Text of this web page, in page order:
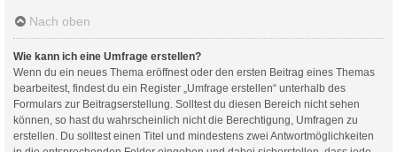
Nach oben
Wie kann ich eine Umfrage erstellen?
Wenn du ein neues Thema eröffnest oder den ersten Beitrag eines Themas
bearbeitest, findest du ein Register „Umfrage erstellen“ unterhalb des
Formulars zur Beitragserstellung. Solltest du diesen Bereich nicht sehen
können, so hast du wahrscheinlich nicht die Berechtigung, Umfragen zu
erstellen. Du solltest einen Titel und mindestens zwei Antwortmöglichkeiten